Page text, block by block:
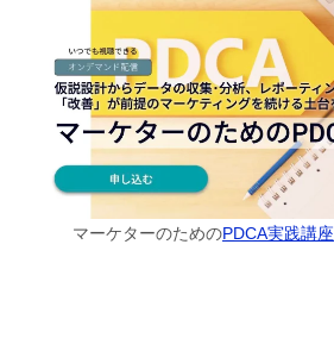
マーケターのためのPDCA実践講座